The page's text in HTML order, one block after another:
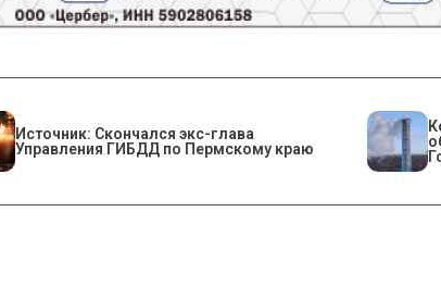
Источник: Скончался экс-глава
Управления ГИБДД по Пермскому краю